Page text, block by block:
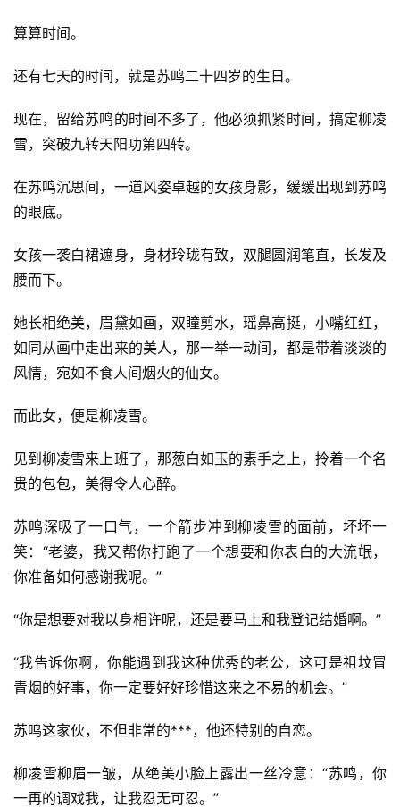
🎬
剧
场
算算时间。
还有七天的时间，就是苏鸣二十四岁的生日。
现在，留给苏鸣的时间不多了，他必须抓紧时间，搞定柳凌
雪，突破九转天阳功第四转。
在苏鸣沉思间，一道风姿卓越的女孩身影，缓缓出现到苏鸣
的眼底。
女孩一袭白裙遮身，身材玲珑有致，双腿圆润笔直，长发及
腰而下。
她长相绝美，眉黛如画，双瞳剪水，瑶鼻高挺，小嘴红红，
如同从画中走出来的美人，那一举一动间，都是带着淡淡的
风情，宛如不食人间烟火的仙女。
而此女，便是柳凌雪。
见到柳凌雪来上班了，那葱白如玉的素手之上，拎着一个名
贵的包包，美得令人心醉。
苏鸣深吸了一口气，一个箭步冲到柳凌雪的面前，坏坏一
笑：“老婆，我又帮你打跑了一个想要和你表白的大流氓，
你准备如何感谢我呢。”
“你是想要对我以身相许呢，还是要马上和我登记结婚啊。”
“我告诉你啊，你能遇到我这种优秀的老公，这可是祖坟冒
青烟的好事，你一定要好好珍惜这来之不易的机会。”
苏鸣这家伙，不但非常的***，他还特别的自恋。
柳凌雪柳眉一皱，从绝美小脸上露出一丝冷意：“苏鸣，你
一再的调戏我，让我忍无可忍。”